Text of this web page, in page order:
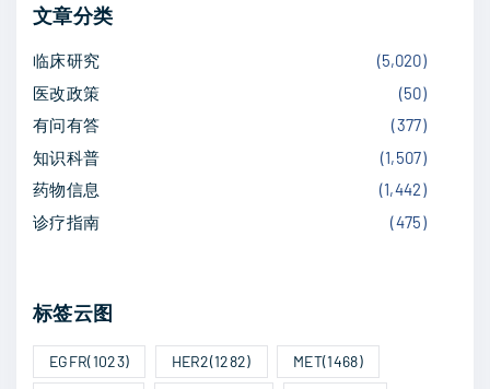
页
文章分类
临床研究 (5,020)
(50)
医改政策
(377)
有问有答
知识科普
(1,507)
药物信息
(1,442)
(475)
诊疗指南
标签云图
EGFR(1023) HER2(1282) MET(1468)